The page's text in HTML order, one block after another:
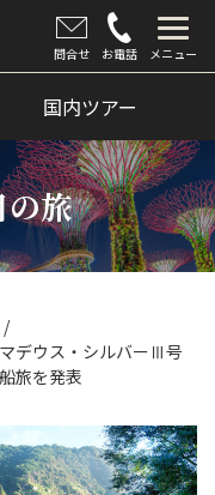
問合せ お電話 メニュー
国内ツアー
の旅
デウス・シルバーⅢ号
旅を発表